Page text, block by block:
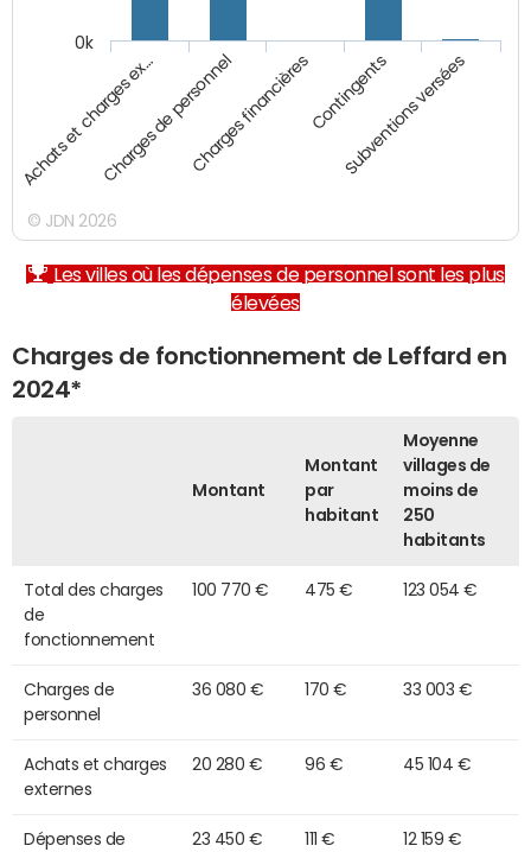
Achats et charges ex…Charges de personnelCharges financièresContingents
Subventions versées
0k
© JDN 2026
Les villes où les dépenses de personnel sont les plus
élevées
Charges de fonctionnement de Leffard en
2024*
Montant
Montant
par
habitant
Moyenne
villages de
moins de
250
habitants
Total des charges
de
fonctionnement
100 770 € 475 € 123 054 €
Charges de
personnel
36 080 € 170 € 33 003 €
Achats et charges
externes
20 280 € 96 € 45 104 €
Dépenses de 23 450 € 111 € 12 159 €